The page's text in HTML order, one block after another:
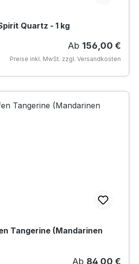
Quartz - 1 kg
Regulärer Preis:
Ab 156,00 €
Preise inkl. MwSt. zzgl. Versandkosten
Tangerine (Mandarinen
Regulärer
Ab 84,00 €